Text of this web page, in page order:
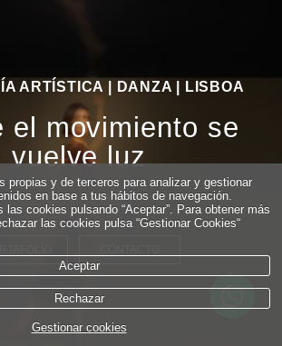
ARTÍSTICA | DANZA | LISBOA
el movimiento se
vuelve luz
propias y de terceros para analizar y gestionar
en base a tus hábitos de navegación.
las cookies pulsando “Aceptar”. Para obtener más
las cookies pulsa “Gestionar Cookies“
Aceptar
Rechazar
Gestionar cookies